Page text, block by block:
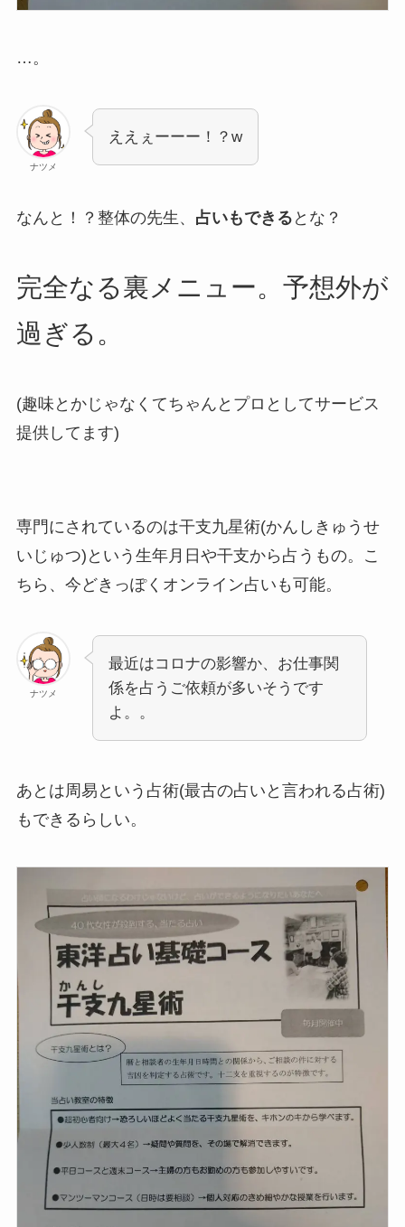
…。
ナツメ
ええぇーーー！？w
なんと！？整体の先生、 占いもできる とな？
完全なる裏メニュー。予想外が
過ぎる。
(趣味とかじゃなくてちゃんとプロとしてサービス
提供してます)
専門にされているのは干支九星術(かんしきゅうせ
いじゅつ)という生年月日や干支から占うもの。こ
ちら、今どきっぽくオンライン占いも可能。
ナツメ
最近はコロナの影響か、お仕事関
係を占うご依頼が多いそうです
よ。。
あとは周易という占術(最古の占いと言われる占術)
もできるらしい。